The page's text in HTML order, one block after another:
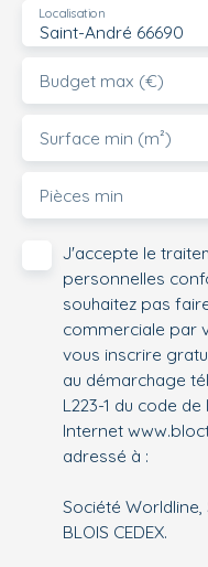
Saint-André 66690
Localisation
Budget max (€)
Surface min (m²)
Pièces min
J'accepte le
personnelles
souhaitez pas
commerciale par
vous inscrire
au démarchage
L223-1 du code
Internet
adressé à :
Société Worldline,
BLOIS CEDEX.